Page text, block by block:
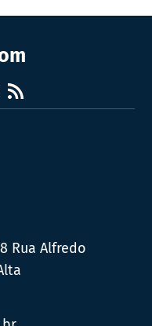
RSS
Rua Alfredo